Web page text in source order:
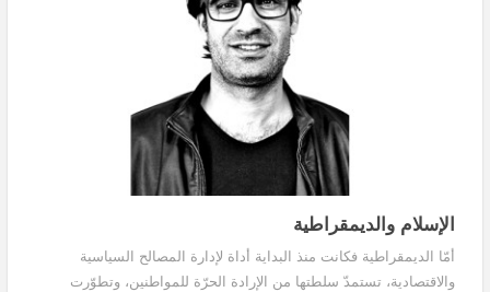
الإسلام والديمقراطية
أمّا الديمقراطية فكانت منذ البداية أداة لإدارة المصالح السياسية
والاقتصادية، تستمدّ سلطتها من الإرادة الحرّة للمواطنين، وتطوّرت